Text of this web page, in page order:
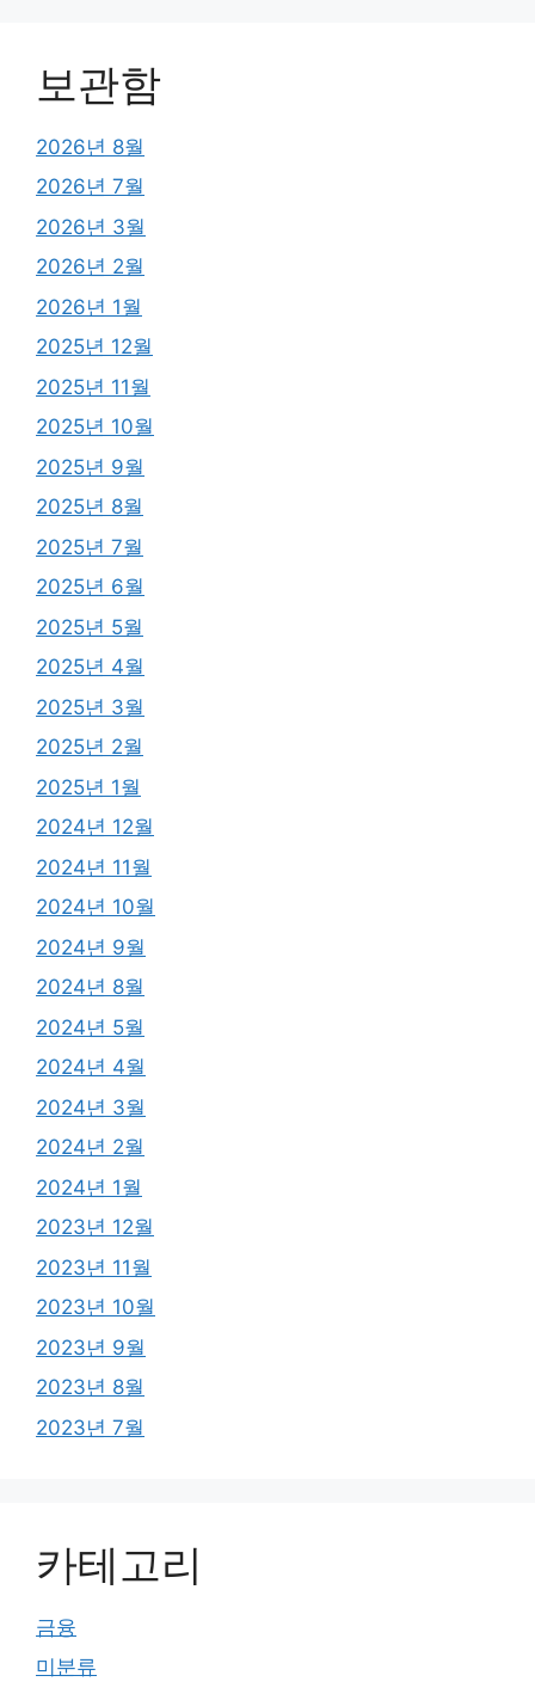
보관함
2026년 8월
2026년 7월
2026년 3월
2026년 2월
2026년 1월
2025년 12월
2025년 11월
2025년 10월
2025년 9월
2025년 8월
2025년 7월
2025년 6월
2025년 5월
2025년 4월
2025년 3월
2025년 2월
2025년 1월
2024년 12월
2024년 11월
2024년 10월
2024년 9월
2024년 8월
2024년 5월
2024년 4월
2024년 3월
2024년 2월
2024년 1월
2023년 12월
2023년 11월
2023년 10월
2023년 9월
2023년 8월
2023년 7월
카테고리
금융
미분류